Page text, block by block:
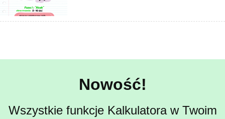
Nowość!
Wszystkie funkcje Kalkulatora w Twoim